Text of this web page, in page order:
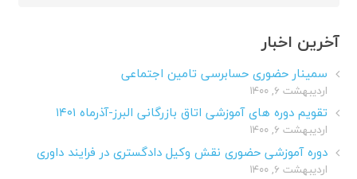
آخرین اخبار
سمینار حضوری حسابرسی تامین اجتماعی
اردیبهشت ۶, ۱۴۰۰
تقویم دوره های آموزشی اتاق بازرگانی البرز-آذرماه ۱۴۰۱
اردیبهشت ۶, ۱۴۰۰
دوره آموزشی حضوری نقش وکیل دادگستری در فرایند داوری
اردیبهشت ۶, ۱۴۰۰